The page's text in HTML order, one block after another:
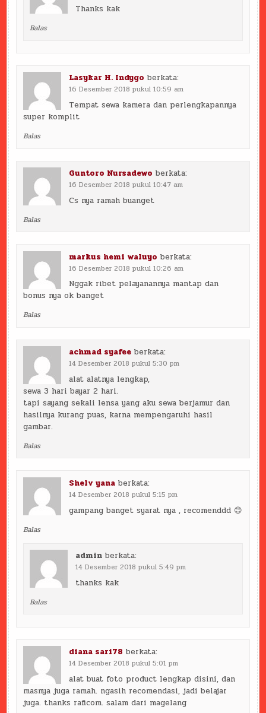
Thanks kak
Balas
Lasykar H. Indygo berkata:
16 Desember 2018 pukul 10:59 am
Tempat sewa kamera dan perlengkapannya
super komplit
Balas
Guntoro Nursadewo berkata:
16 Desember 2018 pukul 10:47 am
Cs nya ramah buanget
Balas
markus hemi waluyo berkata:
16 Desember 2018 pukul 10:26 am
Nggak ribet pelayanannya mantap dan
bonus nya ok banget
Balas
achmad syafee berkata:
14 Desember 2018 pukul 5:30 pm
alat alatnya lengkap,
sewa 3 hari bayar 2 hari.
tapi sayang sekali lensa yang aku sewa berjamur dan
hasilnya kurang puas, karna mempengaruhi hasil
gambar.
Balas
Shelv yana berkata:
14 Desember 2018 pukul 5:15 pm
gampang banget syarat nya , recomenddd 😊
Balas
admin berkata:
14 Desember 2018 pukul 5:49 pm
thanks kak
Balas
diana sari78 berkata:
14 Desember 2018 pukul 5:01 pm
alat buat foto product lengkap disini, dan
masnya juga ramah. ngasih recomendasi, jadi belajar
juga. thanks raficom. salam dari magelang